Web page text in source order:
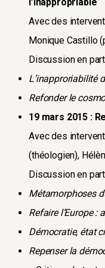
Tel sera donc
des séances sera
cette œuvre. Y
et un(e)
des livres publiés
Avec des
Monique Castillo
Discussion en
L’inapproriabilité
Refonder le
19 mars 2015 :
Avec des
(théologien),
Discussion en
Métamorphoses
Refaire l’Europe :
Démocratie, état
Repenser la